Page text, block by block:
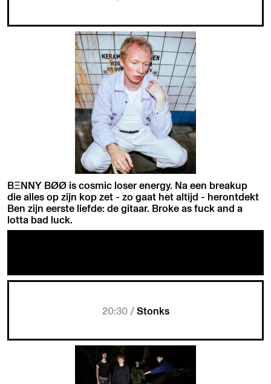
BΞNNY BØØ is cosmic loser energy. Na een breakup
die alles op zijn kop zet - zo gaat het altijd - herontdekt
Ben zijn eerste liefde: de gitaar. Broke as fuck and a
lotta bad luck.
20:30 /Stonks